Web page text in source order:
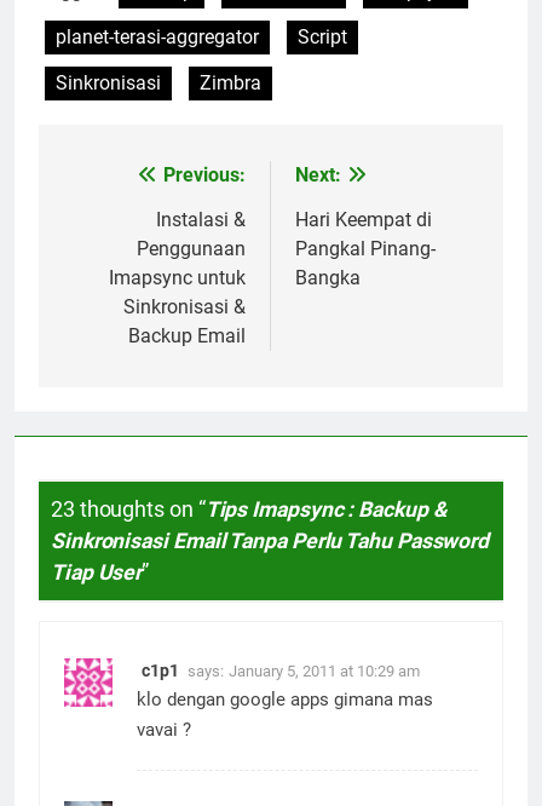
Backup email server
Imapsync
planet-terasi-aggregator
Script
Sinkronisasi
Zimbra
navigationInstalasi &
Penggunaan
Imapsync untuk
Sinkronisasi &
Hari Keempat di
Pangkal Pinang-
23 thoughts on “ Tips Imapsync : Backup &
Sinkronisasi Email Tanpa Perlu Tahu Password
c1p1 says: January 5, 2011 at 10:29 am
klo dengan google apps gimana mas